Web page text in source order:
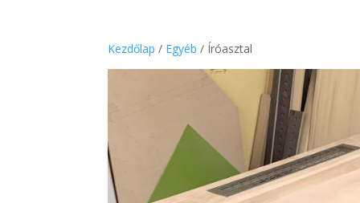
Kezdőlap / Egyéb / Íróasztal